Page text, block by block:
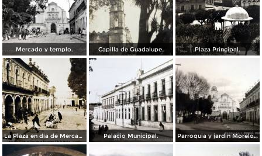
Mercado y templo. Capilla de Guadalupe. Plaza Principal.
La Plaza en dia de Mercado en Tenancingo Edo de Mexico fechada en 1929 Palacio Municipal. Parroquia y jardin Morelos.